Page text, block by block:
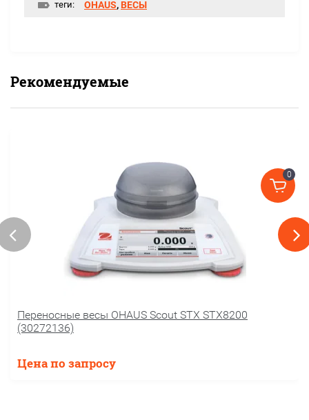
теги: OHAUS,ВЕСЫ
Рекомендуемые
Переносные весы OHAUS Scout STX STX8200
(30272136)
Цена по запросу
0